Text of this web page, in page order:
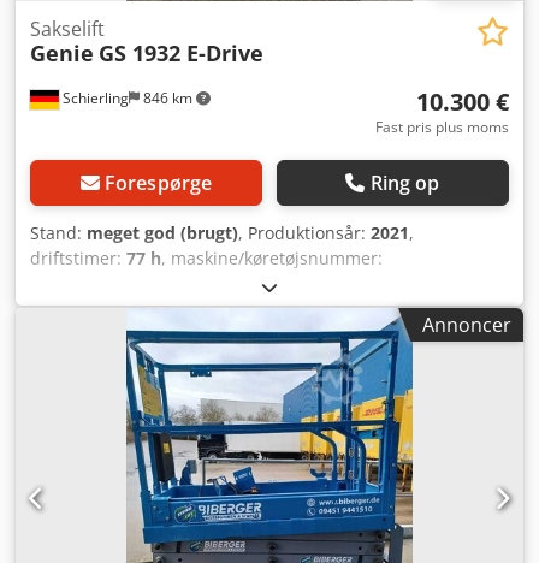
Schierling 846 km
Sakselift
Genie GS 1932 E-Drive
10.300 €
Fast pris plus moms
Forespørge Ring op
Stand: meget god (brugt), Produktionsår: 2021,
driftstimer: 77 h, maskine/køretøjsnummer:
, løftekapacitet:
kg, brændstoftype:elektrisk, produktbredde (maks.):820
, arbejdshøjde:7.850 mm, motortype: Elektrisk,
producent: Genie Crsdpfjzqb Nljx Ab Rof
Annoncer